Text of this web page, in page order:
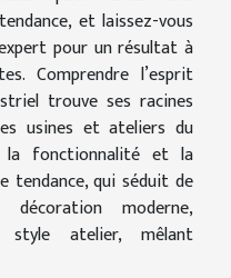
et laissez-vous
pour un résultat à
Comprendre l’esprit
trouve ses racines
usines et ateliers du
la fonctionnalité et la
tendance, qui séduit de
moderne,
style atelier, mêlant